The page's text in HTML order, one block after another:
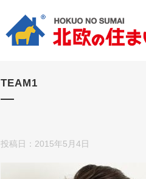
TEAM1
投稿日：2015年5月4日